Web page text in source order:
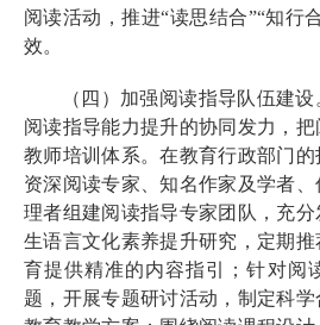
阅读活动，推进“读思结合”“知行
效。
（四）加强阅读指导队伍建
阅读指导能力提升的协同发力，
教师培训体系。在教育行政部门
资深阅读专家、知名作家及学者
理者组建阅读指导专家团队，充
生语言文化素养提升研究，定期
育提供精准的内容指引；针对阅
题，开展专题研讨活动，制定科